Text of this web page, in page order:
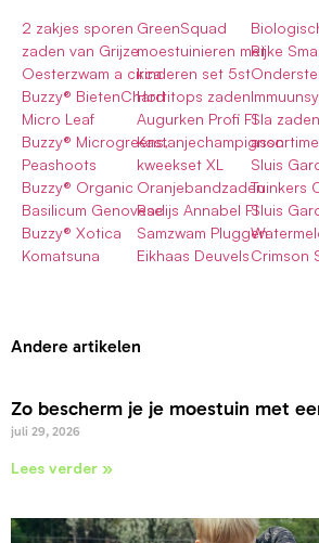
2 zakjes sporen
zaden van Grijze
Oesterzwam a circa
Buzzy® BietenChard
Micro Leaf
Buzzy® Microgreens,
Peashoots
Buzzy® Organic
Basilicum Genovese
Buzzy® Xotica
Komatsuna
GreenSquad
moestuinieren met
kinderen set 5st
Hortitops zaden
Augurken Profi F1
Kastanjechampignon
kweekset XL
Oranjebandzaden
Radijs Annabel F1
Samzwam Pluggen
Eikhaas Deuvels
Rijke
Sla zaden
Sluis
Tuinkers
Sluis
Crimson
Andere artikelen
Zo bescherm je je moestuin met
juli 29, 2026
Lees verder »